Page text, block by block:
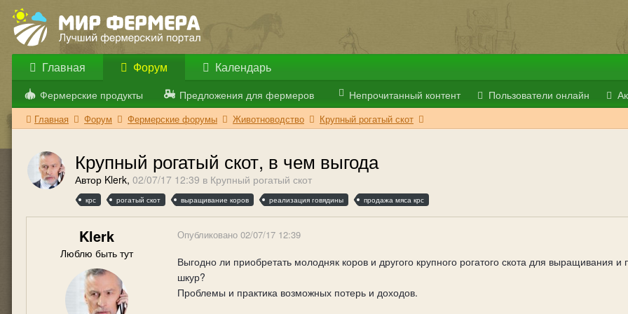
Главная Форум
Фермерские продукты Предложения для фермеров Непрочитанный контент Пользователи онлайн
Календарь
Главная Форум Фермерские форумы Животноводство Крупный рогатый скот
Крупный рогатый скот, в чем выгода
Автор Klerk, 02/07/17 12:39 в Крупный рогатый скот
крс рогатый скот выращивание коров реализация говядины продажа мяса крс
Klerk
Люблю быть тут
Опубликовано 02/07/17 12:39
Выгодно ли приобретать молодняк коров и другого крупного рогатого скота для
шкур?
Проблемы и практика возможных потерь и доходов.